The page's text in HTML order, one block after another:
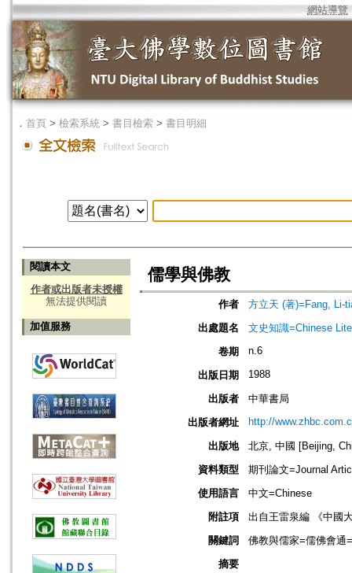
網站導覽
． 首頁 > 檢索系統 > 書目檢索 > 書目明細
閱讀本文
作者或出版者未授權
無法提供閱讀
加值服務
儒學與佛教
作者
方立天 (著)=Fang, Li-
出處題名
文史知識=Chinese
卷期
n.6
出版日期 1988
出版者
中華書局
出版者網址
http://
出版地
北京, 中國 [Beijing,
資料類型
期刊論文=Journal
使用語言
中文=Chinese
附註項
出自王雷泉編 《中國
關鍵詞
佛教與儒家=儒佛會通
摘要